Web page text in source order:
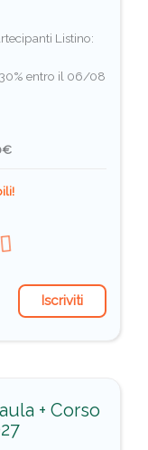
Listino:
entro il 06/08
Iscriviti
+ Corso